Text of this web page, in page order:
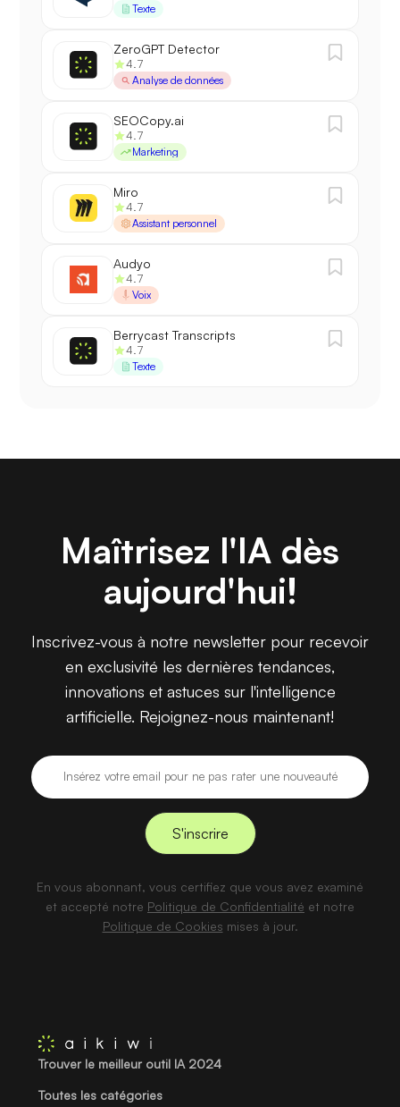
Texte
ZeroGPT Detector
4.7
Analyse de données
SEOCopy.ai
4.7
Marketing
Miro
4.7
Assistant personnel
Audyo
4.7
Voix
Berrycast Transcripts
4.7
Texte
Maîtrisez l'IA dès
aujourd'hui!
Inscrivez-vous à notre newsletter pour recevoir
en exclusivité les dernières tendances,
innovations et astuces sur l'intelligence
artificielle. Rejoignez-nous maintenant!
En vous abonnant, vous certifiez que vous avez examiné
et accepté notre Politique de Confidentialité et notre
Politique de Cookies mises à jour.
Trouver le meilleur outil IA 2024
Toutes les catégories